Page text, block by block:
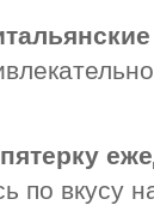
пятерку
по вкусу